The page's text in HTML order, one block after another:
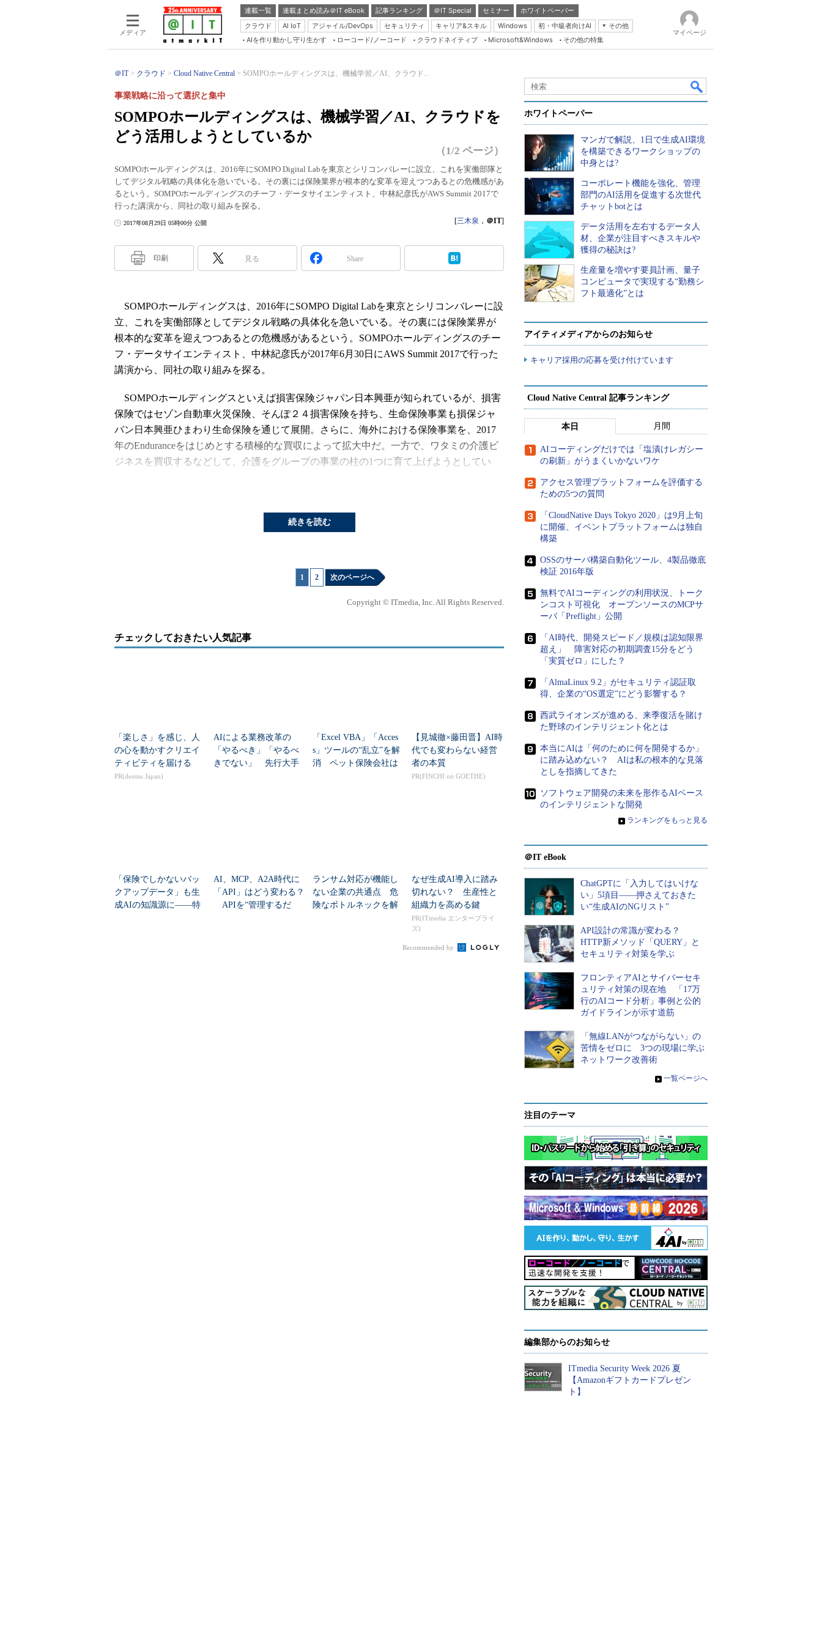
メディア
連載一覧 連載まとめ読み＠IT eBook 記事ランキング ＠IT Special セミナー
ホワイトペーパー
クラウド
AI IoT アジャイル/DevOps セキュリティ キャリア&スキル Windows 初・中級者向けAI
その他
Server & Storage
Java Agile
Database Expert
Linux ＆ OSS
Master of IP Network
Security & Trust
Test & Tools
Insider.NET
AIを作り動かし守り生かす ローコード/ノーコード クラウドネイティブ Microsoft&Windows その他の特集
マイページ
＠IT クラウド Cloud Native Central SOMPOホールディングスは、機械学習／AI、クラウド...
SOMPOホールディングスは、機械学習／AI、クラウドを
どう活用しようとしているか
事業戦略に沿って選択と集中
（1/2 ページ）
SOMPOホールディングスは、2016年にSOMPO Digital Labを東京とシリコンバレーに設立、これを実働部隊と
してデジタル戦略の具体化を急いでいる。その裏には保険業界が根本的な変革を迎えつつあるとの危機感があ
るという。SOMPOホールディングスのチーフ・データサイエンティスト、中林紀彦氏がAWS Summit 2017で
行った講演から、同社の取り組みを探る。
2017年08月29日 05時00分 公開 [三木泉 ， ＠IT]
印刷 見る Share
SOMPOホールディングスは、2016年にSOMPO Digital Labを東京とシリコンバレーに設
立、これを実働部隊としてデジタル戦略の具体化を急いでいる。その裏には保険業界が
根本的な変革を迎えつつあるとの危機感があるという。SOMPOホールディングスのチー
フ・データサイエンティスト、中林紀彦氏が2017年6月30日にAWS Summit 2017で行った
講演から、同社の取り組みを探る。
SOMPOホールディングスといえば損害保険ジャパン日本興亜が知られているが、損害
保険ではセゾン自動車火災保険、そんぽ２４損害保険を持ち、生命保険事業も損保ジャ
パン日本興亜ひまわり生命保険を通じて展開。さらに、海外における保険事業を、2017
年のEnduranceをはじめとする積極的な買収によって拡大中だ。一方で、ワタミの介護ビ
ジネスを買収するなどして、介護をグループの事業の柱の1つに育て上げようとしてい
けた新サービス、新ビジネスモデル開拓の動
ミー認証取得事業者向け保険商品、サイバー
保険付きネットワークセキュリティサービス
み取ることで、自動車保険の見積もりから契
約手続きまでをペーパーレス化するシステム
保険業界におけるデジタル変革は急速に進んでいる
SOMPOホールディングスのチーフ・データサイエンティスト、中林紀彦氏は、「新し
い保険の姿と保険の先にあるものに向け、ピボットしていくことの重要性を、グループ
で売られているという。どういう仕組みかというと、生産者が種を買うと、パッケージ
にはバーコードが印刷されている。このバーコードを用い、オンラインで保険加入手続
きが最後まで実行できる。
続きを読む
1 2 次のページへ
Copyright © ITmedia, Inc. All Rights Reserved.
チェックしておきたい人気記事
「楽しさ」を感じ、人
の心を動かすクリエイ
ティビティを届ける
PR(dentsu Japan)
AIによる業務改革の
「やるべき」「やるべ
きでない」 先行大手
「Excel VBA」「Acces
s」ツールの“乱立”を解
消 ペット保険会社は
【見城徹×藤田晋】AI時
代でも変わらない経営
者の本質
PR(FINCHI on GOETHE)
「保険でしかないバッ
クアップデータ」も生
成AIの知識源に――特
AI、MCP、A2A時代に
「API」はどう変わる？
APIを“管理するだ
ランサム対応が機能し
ない企業の共通点 危
険なボトルネックを解
なぜ生成AI導入に踏み
切れない？ 生産性と
組織力を高める鍵
PR(ITmedia エンタープライ
ズ)
Recommended by
ホワイトペーパー
マンガで解説、1日で生成AI環境
を構築できるワークショップの
中身とは?
コーポレート機能を強化、管理
部門のAI活用を促進する次世代
チャットbotとは
データ活用を左右するデータ人
材、企業が注目すべきスキルや
獲得の秘訣は?
生産量を増やす要員計画、量子
コンピュータで実現する“勤務シ
フト最適化”とは
アイティメディアからのお知らせ
キャリア採用の応募を受け付けています
Cloud Native Central 記事ランキング
本日 月間
AIコーディングだけでは「塩漬けレガシー
の刷新」がうまくいかないワケ
アクセス管理プラットフォームを評価する
ための5つの質問
「CloudNative Days Tokyo 2020」は9月上旬
に開催、イベントプラットフォームは独自
構築
OSSのサーバ構築自動化ツール、4製品徹底
検証 2016年版
無料でAIコーディングの利用状況、トーク
ンコスト可視化 オープンソースのMCPサ
ーバ「Preflight」公開
「AI時代、開発スピード／規模は認知限界
超え」 障害対応の初期調査15分をどう
「実質ゼロ」にした？
「AlmaLinux 9.2」がセキュリティ認証取
得、企業の“OS選定”にどう影響する？
西武ライオンズが進める、来季復活を賭け
た野球のインテリジェント化とは
本当にAIは「何のために何を開発するか」
に踏み込めない？ AIは私の根本的な見落
としを指摘してきた
ソフトウェア開発の未来を形作るAIベース
のインテリジェントな開発
» ランキングをもっと見る
＠IT eBook
ChatGPTに「入力してはいけな
い」5項目――押さえておきた
い“生成AIのNGリスト”
API設計の常識が変わる？
HTTP新メソッド「QUERY」と
セキュリティ対策を学ぶ
フロンティアAIとサイバーセキ
ュリティ対策の現在地 「17万
行のAIコード分析」事例と公的
ガイドラインが示す道筋
「無線LANがつながらない」の
苦情をゼロに 3つの現場に学ぶ
ネットワーク改善術
» 一覧ページへ
注目のテーマ
編集部からのお知らせ
ITmedia Security Week 2026 夏
【Amazonギフトカードプレゼン
ト】